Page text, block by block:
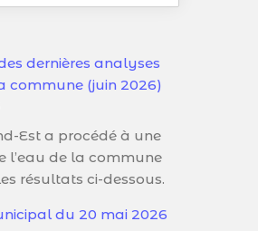
dernières analyses
commune (juin 2026)
Est a procédé à une
l’eau de la commune
résultats ci-dessous.
du 20 mai 2026